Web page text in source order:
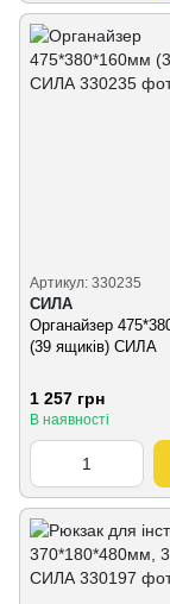
Артикул: 330235
СИЛА
Органайзер
(39 ящиків) СИЛА
1 257 грн
В наявності